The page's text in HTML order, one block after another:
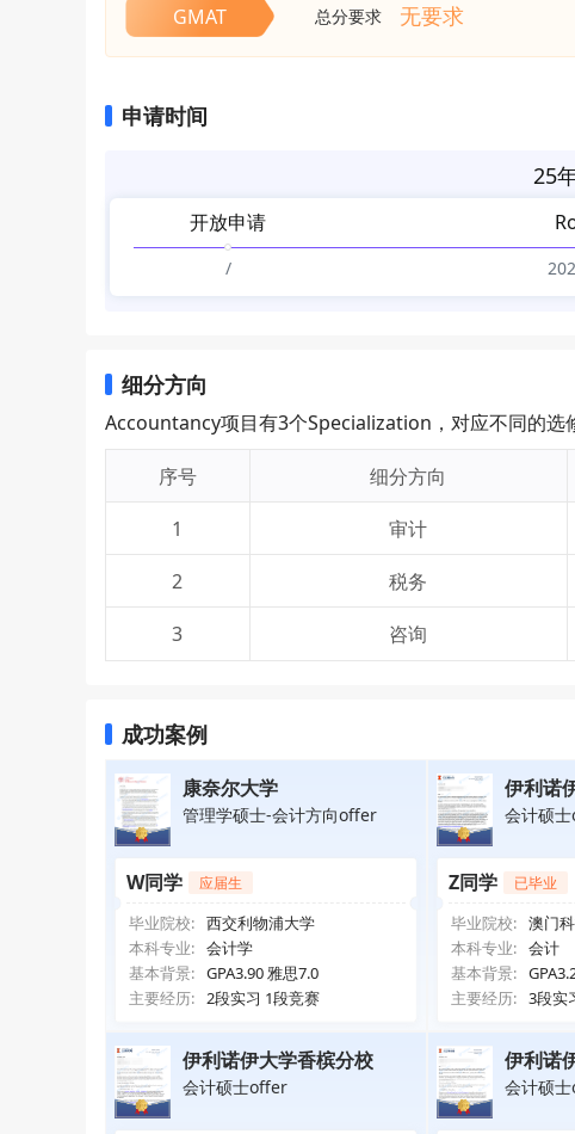
GMAT 总分要求 无要求
申请时间
25
开放申请
/
细分方向
Accountancy项目有3个Specialization，对应不同的选
序号 细分方向
1
审计
2
税务
3 咨询
成功案例
康奈尔大学
管理学硕士-会计方向offer
W同学 应届生
毕业院校: 西交利物浦大学
本科专业: 会计学
基本背景: GPA3.90 雅思7.0
主要经历: 2段实习 1段竞赛
伊利诺
会计硕
Z同学 已毕业
毕业院校: 澳门
本科专业: 会计
基本背景:
主要经历: 3段实
伊利诺伊大学香槟分校
会计硕士offer
伊利诺
会计硕